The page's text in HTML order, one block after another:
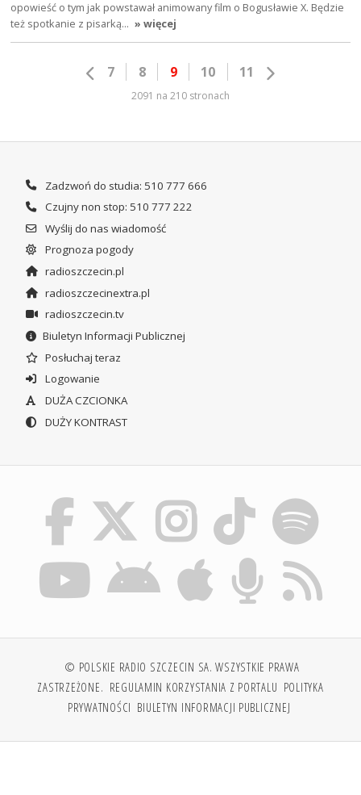
opowieść o tym jak powstawał animowany film o Bogusławie X. Będzie
też spotkanie z pisarką… » więcej
7 8 9 10 11
2091 na 210 stronach
Zadzwoń do studia: 510 777 666
Czujny non stop: 510 777 222
Wyślij do nas wiadomość
Prognoza pogody
radioszczecin.pl
radioszczecinextra.pl
radioszczecin.tv
Biuletyn Informacji Publicznej
Posłuchaj teraz
Logowanie
DUŻA CZCIONKA
DUŻY KONTRAST
© POLSKIE RADIO SZCZECIN SA. WSZYSTKIE PRAWA
ZASTRZEŻONE. REGULAMIN KORZYSTANIA Z PORTALU POLITYKA
PRYWATNOŚCI BIULETYN INFORMACJI PUBLICZNEJ